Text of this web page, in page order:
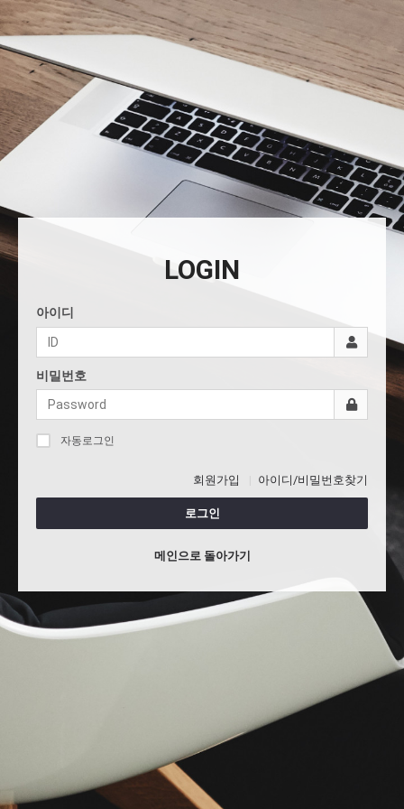
LOGIN
아이디
비밀번호
자동로그인
회원가입 아이디/비밀번호찾기
로그인
메인으로 돌아가기